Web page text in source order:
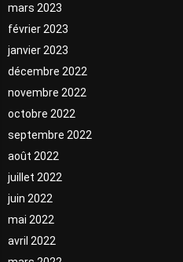
mars 2023
février 2023
janvier 2023
décembre 2022
novembre 2022
octobre 2022
septembre 2022
août 2022
juillet 2022
juin 2022
mai 2022
avril 2022